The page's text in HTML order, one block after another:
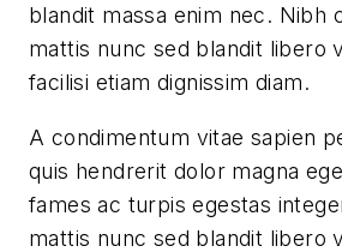
blandit massa enim nec. Nibh
mattis nunc sed blandit libero
facilisi etiam dignissim diam.
A condimentum vitae sapien
quis hendrerit dolor magna
fames ac turpis egestas
mattis nunc sed blandit libero